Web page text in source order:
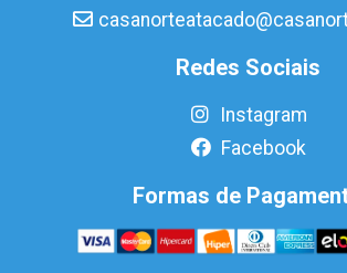
Redes Sociais
Instagram
Facebook
Formas de